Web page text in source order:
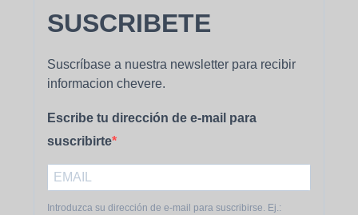
SUSCRIBETE
Suscríbase a nuestra newsletter para recibir
informacion chevere.
Escribe tu dirección de e-mail para
suscribirte
Introduzca su dirección de e-mail para suscribirse. Ej.: